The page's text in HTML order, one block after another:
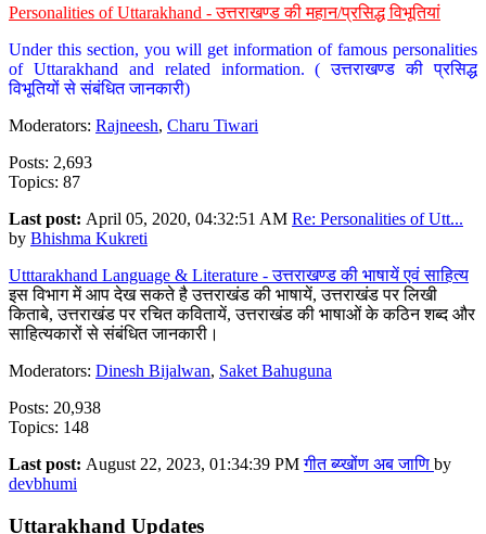
Personalities of Uttarakhand - उत्तराखण्ड की महान/प्रसिद्ध विभूतियां
Under this section, you will get information of famous personalities
of Uttarakhand and related information. ( उत्तराखण्ड की प्रसिद्ध
विभूतियों से संबंधित जानकारी)
Moderators: Rajneesh, Charu Tiwari
Posts: 2,693
Topics: 87
Last post: April 05, 2020, 04:32:51 AM Re: Personalities of Utt...
by Bhishma Kukreti
Utttarakhand Language & Literature - उत्तराखण्ड की भाषायें एवं साहित्य
इस विभाग में आप देख सकते है उत्तराखंड की भाषायें, उत्तराखंड पर लिखी
किताबे, उत्तराखंड पर रचित कवितायें, उत्तराखंड की भाषाओं के कठिन शब्द और
साहित्यकारों से संबंधित जानकारी।
Moderators: Dinesh Bijalwan, Saket Bahuguna
Posts: 20,938
Topics: 148
Last post: August 22, 2023, 01:34:39 PMगीत ब्य्खोंण अब जाणि by
devbhumi
Uttarakhand Updates